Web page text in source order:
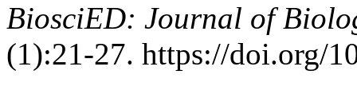
BiosciED: Journal of
(1):21-27. https://doi.org/